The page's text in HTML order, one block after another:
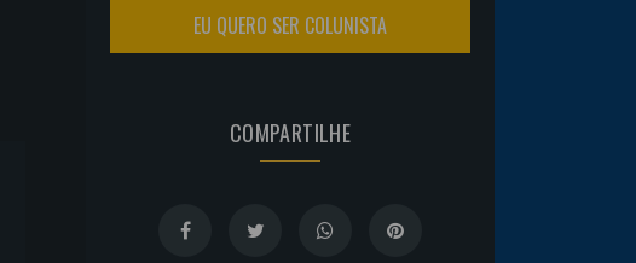
EU QUERO SER COLUNISTA
COMPARTILHE